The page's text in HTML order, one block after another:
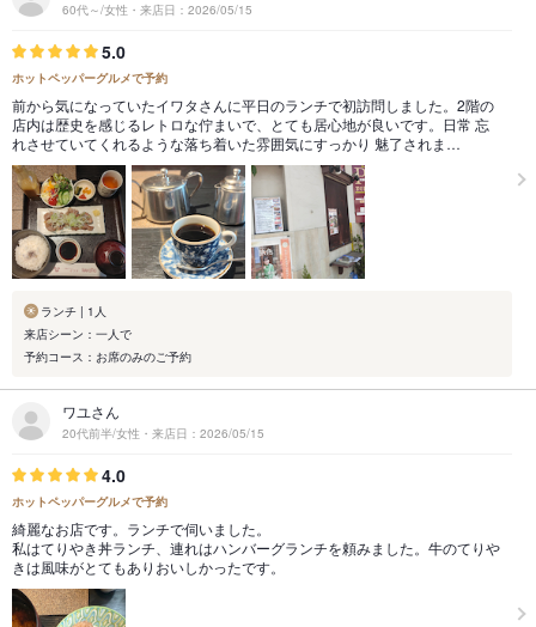
60代～/女性・来店日：2026/05/15
5.0
ホットペッパーグルメで予約
前から気になっていたイワタさんに平日のランチで初訪問しました。2階の
店内は歴史を感じるレトロな佇まいで、とても居心地が良いです。日常 忘
れさせていてくれるような落ち着いた雰囲気にすっかり 魅了されま…
ランチ | 1人
来店シーン：一人で
予約コース：お席のみのご予約
ワユさん
20代前半/女性・来店日：2026/05/15
4.0
ホットペッパーグルメで予約
綺麗なお店です。ランチで伺いました。
私はてりやき丼ランチ、連れはハンバーグランチを頼みました。牛のてりや
きは風味がとてもありおいしかったです。